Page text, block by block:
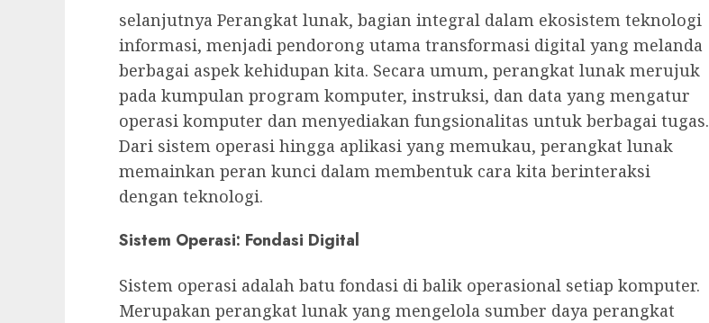
selanjutnya Perangkat lunak, bagian integral dalam ekosistem teknologi
informasi, menjadi pendorong utama transformasi digital yang melanda
berbagai aspek kehidupan kita. Secara umum, perangkat lunak merujuk
pada kumpulan program komputer, instruksi, dan data yang mengatur
operasi komputer dan menyediakan fungsionalitas untuk berbagai tugas.
Dari sistem operasi hingga aplikasi yang memukau, perangkat lunak
memainkan peran kunci dalam membentuk cara kita berinteraksi
dengan teknologi.
Sistem Operasi: Fondasi Digital
Sistem operasi adalah batu fondasi di balik operasional setiap komputer.
Merupakan perangkat lunak yang mengelola sumber daya perangkat